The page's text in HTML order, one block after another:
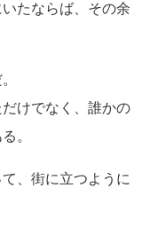
たならば、その余
けでなく、誰かの
。
、街に立つように